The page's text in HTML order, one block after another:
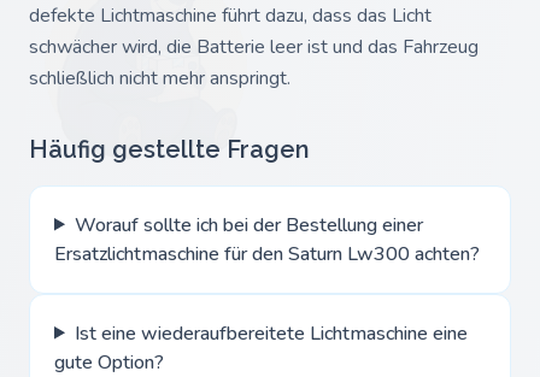
defekte Lichtmaschine führt dazu, dass das Licht
schwächer wird, die Batterie leer ist und das Fahrzeug
schließlich nicht mehr anspringt.
Häufig gestellte Fragen
Worauf sollte ich bei der Bestellung einer
Ersatzlichtmaschine für den Saturn Lw300 achten?
Ist eine wiederaufbereitete Lichtmaschine eine
gute Option?